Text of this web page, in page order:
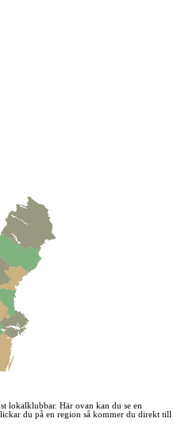
lokalklubbar. Här ovan kan du se en
du på en region så kommer du direkt till